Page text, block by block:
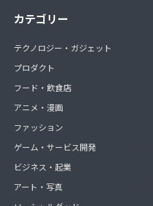
カテゴリー
テクノロジー・ガジェット
プロダクト
フード・飲食店
アニメ・漫画
ファッション
ゲーム・サービス開発
ビジネス・起業
アート・写真